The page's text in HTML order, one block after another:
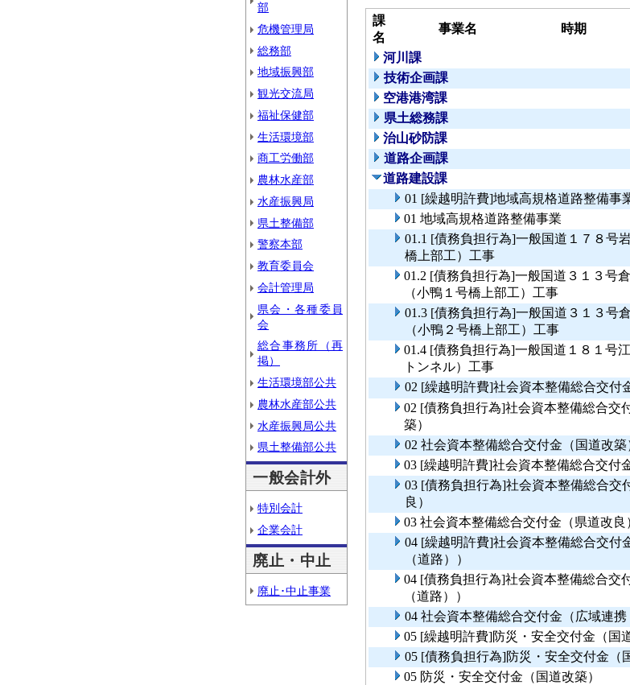
部
危機管理局
総務部
地域振興部
観光交流局
福祉保健部
生活環境部
商工労働部
農林水産部
水産振興局
県土整備部
警察本部
教育委員会
会計管理局
県会・各種委員
会
総合事務所（再
掲）
生活環境部公共
農林水産部公共
水産振興局公共
県土整備部公共
一般会計外
特別会計
企業会計
廃止・中止
廃止･中止事業
課
名
事業名 時期
河川課
技術企画課
空港港湾課
県土総務課
治山砂防課
道路企画課
道路建設課
01 [繰越明許費]地域高規格道路整備事
01 地域高規格道路整備事業
01.1 [債務負担行為]一般国道１７８号
橋上部工）工事
01.2 [債務負担行為]一般国道３１３号
（小鴨１号橋上部工）工事
01.3 [債務負担行為]一般国道３１３号
（小鴨２号橋上部工）工事
01.4 [債務負担行為]一般国道１８１号
トンネル）工事
02 [繰越明許費]社会資本整備総合交付
02 [債務負担行為]社会資本整備総合交
築）
02 社会資本整備総合交付金（国道改築
03 [繰越明許費]社会資本整備総合交付
03 [債務負担行為]社会資本整備総合交
良）
03 社会資本整備総合交付金（県道改良
04 [繰越明許費]社会資本整備総合交付
（道路））
04 [債務負担行為]社会資本整備総合交
（道路））
04 社会資本整備総合交付金（広域連携
05 [繰越明許費]防災・安全交付金（国
05 [債務負担行為]防災・安全交付金（
05 防災・安全交付金（国道改築）